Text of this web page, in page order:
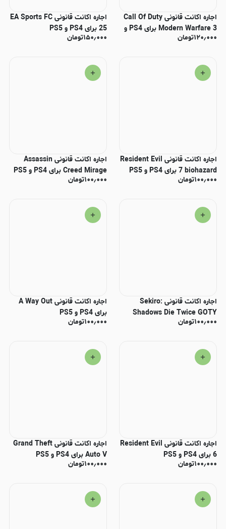
اجاره اکانت قانونی Call Of Duty
Modern Warfare 3 برای PS4 و
PS5
۱۲۰٫۰۰۰تومان
اجاره اکانت قانونی EA Sports FC
25 برای PS4 و PS5
۱۵۰٫۰۰۰تومان
اجاره اکانت قانونی Resident Evil
7 biohazard برای PS4 و PS5
۱۰۰٫۰۰۰تومان
اجاره اکانت قانونی Assassin
Creed Mirage برای PS4 و PS5
۱۰۰٫۰۰۰تومان
اجاره اکانت قانونی Sekiro:
Shadows Die Twice GOTY
برای PS4 و PS5
۱۰۰٫۰۰۰تومان
اجاره اکانت قانونی A Way Out
برای PS4 و PS5
۱۰۰٫۰۰۰تومان
اجاره اکانت قانونی Resident Evil
6 برای PS4 و PS5
۱۰۰٫۰۰۰تومان
اجاره اکانت قانونی Grand Theft
Auto V برای PS4 و PS5
۱۰۰٫۰۰۰تومان